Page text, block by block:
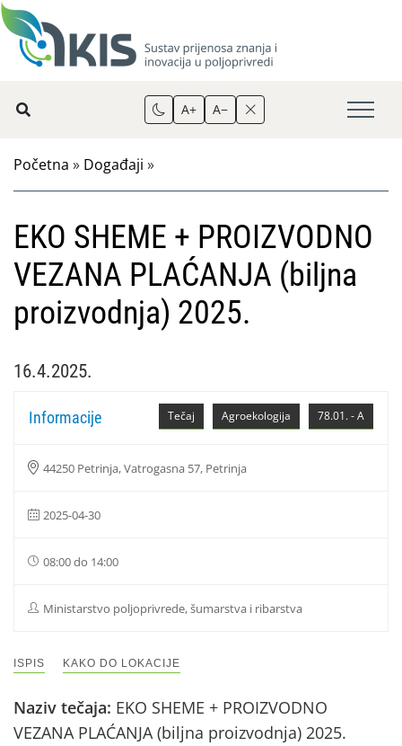
A+ A−
Početna » Događaji »
EKO SHEME + PROIZVODNO
VEZANA PLAĆANJA (biljna
proizvodnja) 2025.
16.4.2025.
78.01. - A
Agroekologija
Tečaj
Informacije
44250 Petrinja, Vatrogasna 57, Petrinja
2025-04-30
08:00 do 14:00
Ministarstvo poljoprivrede, šumarstva i ribarstva
ISPIS KAKO DO LOKACIJE
Naziv tečaja: EKO SHEME + PROIZVODNO
VEZANA PLAĆANJA (biljna proizvodnja) 2025.